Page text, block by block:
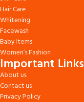
Hair Care
Whitening
Facewash
Baby Items
Women’s Fashion
Important Links
About us
Contact us
Privacy Policy